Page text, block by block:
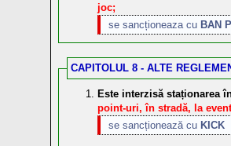
joc;
se sancționeaza cu BAN
CAPITOLUL 8 - ALTE
Este interzisă staționarea
point-uri, în stradă, la
se sancționează cu KICK